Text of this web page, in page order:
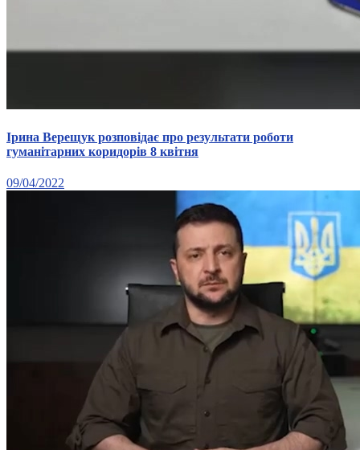
Ірина Верещук розповідає про результати роботи
гуманітарних коридорів 8 квітня
09/04/2022